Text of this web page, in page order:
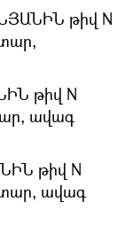
թիվ N
թիվ N
ավագ
թիվ N
ավագ